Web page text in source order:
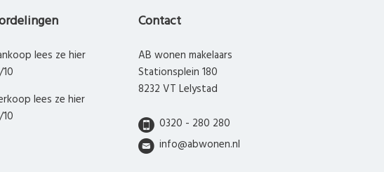
lees ze hier
lees ze hier
Contact
AB wonen makelaars
Stationsplein 180
8232 VT Lelystad
0320 - 280 280
info@abwonen.nl